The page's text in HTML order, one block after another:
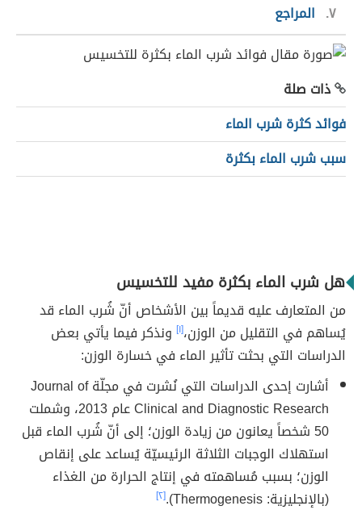
٧ المراجع
ذات صلة
فوائد كثرة شرب الماء
سبب شرب الماء بكثرة
هل شرب الماء بكثرة مفيد للتخسيس
من المتعارف عليه قديماً بين الأشخاص أنّ شُرب الماء قد
يُساهم في التقليل من الوزن،[١] ونذكر فيما يأتي بعض
الدراسات التي بحثت تأثير الماء في خسارة الوزن:
أشارت إحدى الدراسات التي نُشرت في مجلّة Journal of
Clinical and Diagnostic Research عام 2013، وشملت
50 شخصاً يعانون من زيادة الوزن؛ إلى أنّ شُرب الماء قبل
استهلاك الوجبات الثلاثة الرئيسيّة يُساعد على إنقاص
الوزن؛ بسبب مُساهمته في إنتاج الحرارة من الغذاء
(بالإنجليزية: Thermogenesis).
[٢]